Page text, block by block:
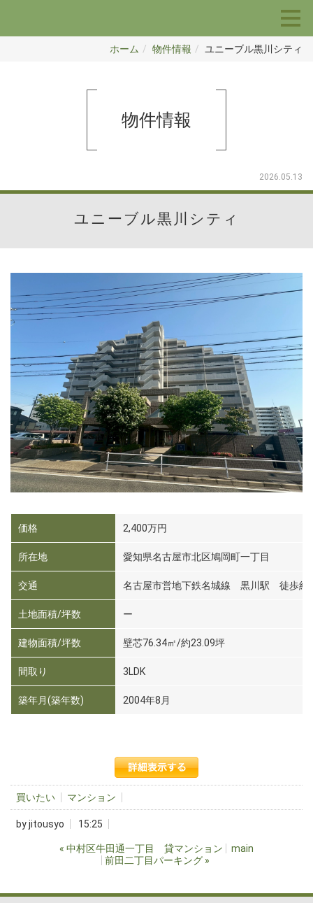
ホーム 物件情報 ユニーブル黒川シティ
物件情報
2026.05.13
ユニーブル黒川シティ
価格 2,400万円
所在地 愛知県名古屋市北区鳩岡町一丁目
交通 名古屋市営地下鉄名城線 黒川駅 徒歩約
土地面積/坪数 ー
建物面積/坪数 壁芯76.34㎡/約23.09坪
間取り 3LDK
築年月(築年数) 2004年8月
買いたい マンション
byjitousyo 15:25
« 中村区牛田通一丁目 貸マンション
main
前田二丁目パーキング»